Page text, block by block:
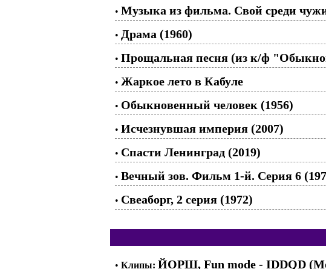
• Музыка из фильма. Свой среди
• Драма (1960)
• Прощальная песня (из к/ф
• Жаркое лето в Кабуле
• Обыкновенный человек (1956)
• Исчезнувшая империя (2007)
• Спасти Ленинград (2019)
• Вечный зов. Фильм 1-й. Серия 6
• Свеаборг, 2 серия (1972)
• Клипы: ЙОРШ, Fun mode - IDDQD